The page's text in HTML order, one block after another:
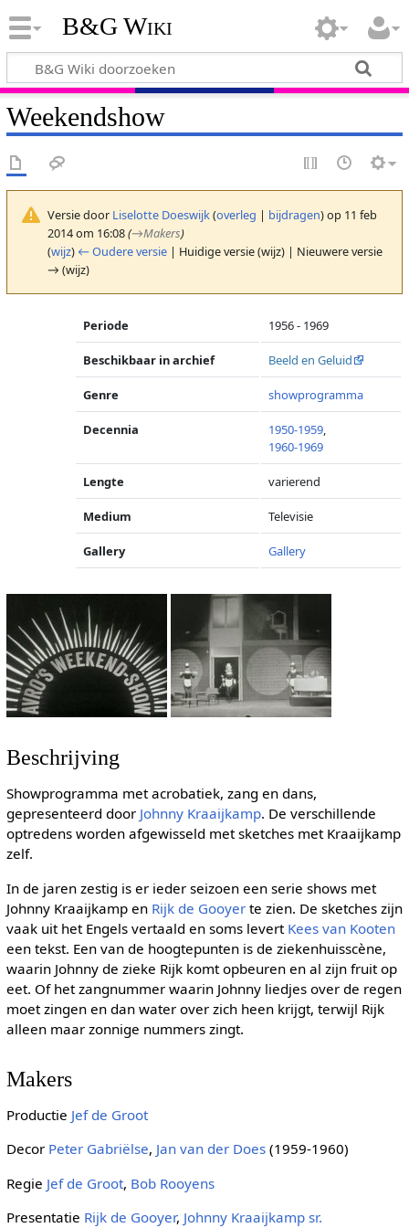
B&G Wiki
Weekendshow
Versie door Liselotte Doeswijk(overleg | bijdragen)op 11 feb
2014 om 16:08(→Makers)
(wijz) ← Oudere versie| Huidige versie (wijz) | Nieuwere versie
→ (wijz)
Periode 1956 - 1969
Beschikbaar in archief Beeld en Geluid
Genre showprogramma
Decennia 1950-1959,
1960-1969
Lengte varierend
Medium Televisie
Gallery Gallery
Beschrijving
Showprogramma met acrobatiek, zang en dans,
gepresenteerd door Johnny Kraaijkamp. De verschillende
optredens worden afgewisseld met sketches met Kraaijkamp
zelf.
In de jaren zestig is er ieder seizoen een serie shows met
Johnny Kraaijkamp en Rijk de Gooyerte zien. De sketches zijn
vaak uit het Engels vertaald en soms levert Kees van Kooten
een tekst. Een van de hoogtepunten is de ziekenhuisscène,
waarin Johnny de zieke Rijk komt opbeuren en al zijn fruit op
eet. Of het zangnummer waarin Johnny liedjes over de regen
moet zingen en dan water over zich heen krijgt, terwijl Rijk
alleen maar zonnige nummers zingt.
Makers
Productie Jef de Groot
Decor Peter Gabriëlse, Jan van der Does(1959-1960)
Regie Jef de Groot, Bob Rooyens
Presentatie Rijk de Gooyer, Johnny Kraaijkamp sr.